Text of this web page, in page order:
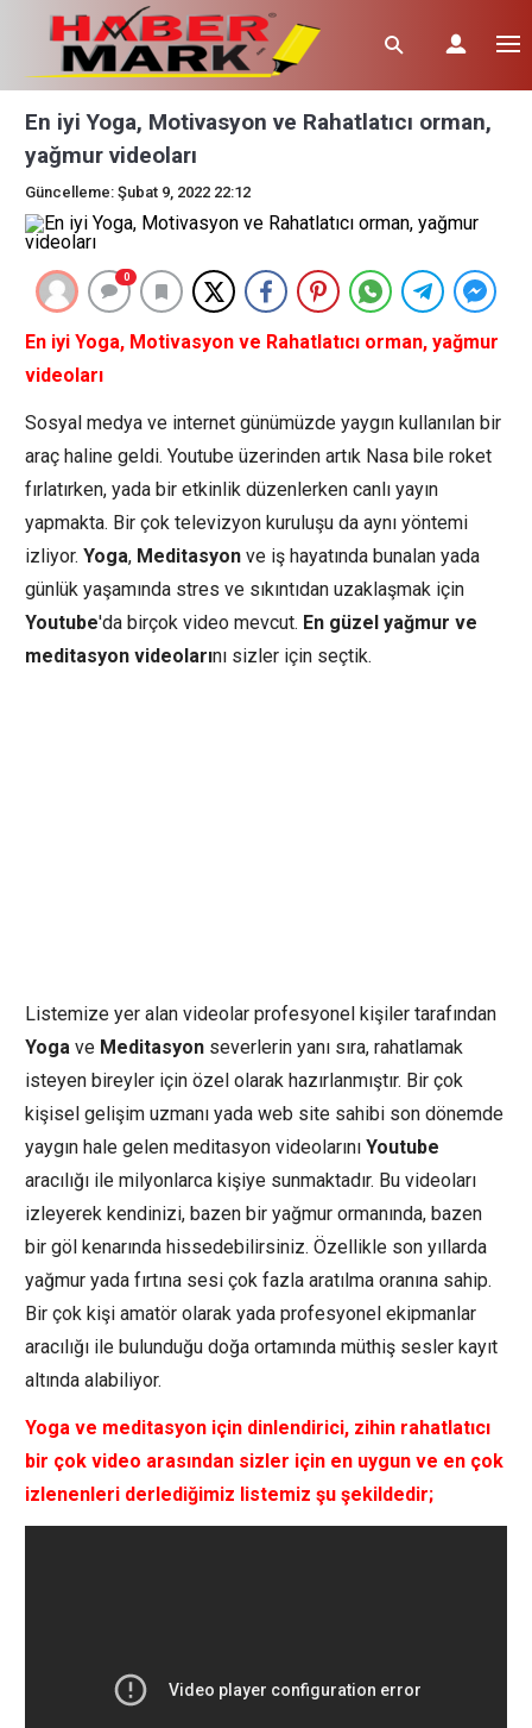
En iyi Yoga, Motivasyon ve Rahatlatıcı orman,
yağmur videoları
Güncelleme: Şubat 9, 2022 22:12
0
En iyi Yoga, Motivasyon ve Rahatlatıcı orman, yağmur
videoları
Sosyal medya ve internet günümüzde yaygın kullanılan bir
araç haline geldi. Youtube üzerinden artık Nasa bile roket
fırlatırken, yada bir etkinlik düzenlerken canlı yayın
yapmakta. Bir çok televizyon kuruluşu da aynı yöntemi
izliyor. Yoga, Meditasyon ve iş hayatında bunalan yada
günlük yaşamında stres ve sıkıntıdan uzaklaşmak için
Youtube'da birçok video mevcut. En güzel yağmur ve
meditasyon videolarını sizler için seçtik.
Listemize yer alan videolar profesyonel kişiler tarafından
Yoga ve Meditasyon severlerin yanı sıra, rahatlamak
isteyen bireyler için özel olarak hazırlanmıştır. Bir çok
kişisel gelişim uzmanı yada web site sahibi son dönemde
yaygın hale gelen meditasyon videolarını Youtube
aracılığı ile milyonlarca kişiye sunmaktadır. Bu videoları
izleyerek kendinizi, bazen bir yağmur ormanında, bazen
bir göl kenarında hissedebilirsiniz. Özellikle son yıllarda
yağmur yada fırtına sesi çok fazla aratılma oranına sahip.
Bir çok kişi amatör olarak yada profesyonel ekipmanlar
aracılığı ile bulunduğu doğa ortamında müthiş sesler kayıt
altında alabiliyor.
Yoga ve meditasyon için dinlendirici, zihin rahatlatıcı
bir çok video arasından sizler için en uygun ve en çok
izlenenleri derlediğimiz listemiz şu şekildedir;